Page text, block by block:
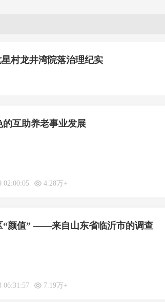
村龙井湾院落治理纪实
互助养老事业发展
02:00:05 4.28万+
“颜值” ——来自山东省临沂市的调查
06:31:57 7.19万+